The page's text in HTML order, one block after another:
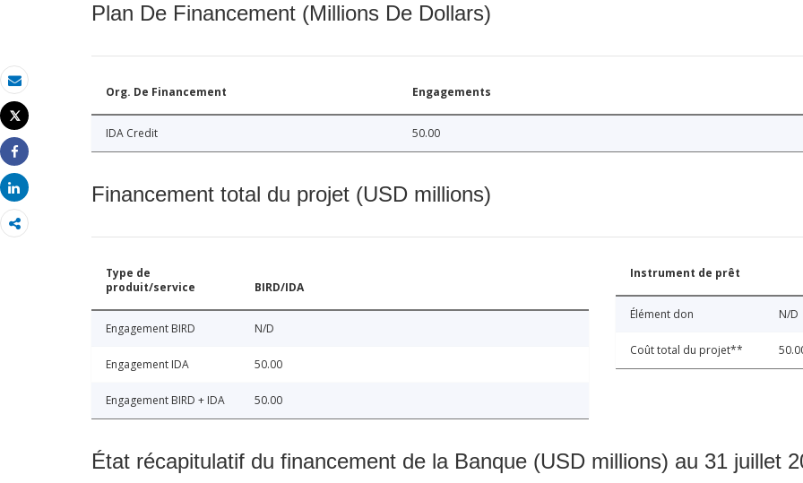
Email
Imprimer
Tweet
Share
Share
Plan De Financement (Millions De Dollars)
Org. De Financement Engagements
IDA Credit 50.00
Financement total du projet (USD millions)
Type de
produit/service
BIRD/IDA
Engagement BIRD N/D
Engagement IDA 50.00
Engagement BIRD + IDA 50.00
Instrument de prêt
Élément don N/D
Coût total du projet**
État récapitulatif du financement de la Banque (USD millions) au 31 juillet